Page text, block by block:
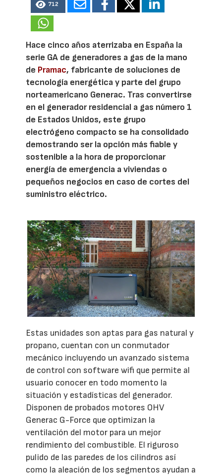
712
Hace cinco años aterrizaba en España la
serie GA de generadores a gas de la mano
de Pramac, fabricante de soluciones de
tecnología energética y parte del grupo
norteamericano Generac. Tras convertirse
en el generador residencial a gas número 1
de Estados Unidos, este grupo
electrógeno compacto se ha consolidado
demostrando ser la opción más fiable y
sostenible a la hora de proporcionar
energía de emergencia a viviendas o
pequeños negocios en caso de cortes del
suministro eléctrico.
Estas unidades son aptas para gas natural y
propano, cuentan con un conmutador
mecánico incluyendo un avanzado sistema
de control con software wifi que permite al
usuario conocer en todo momento la
situación y estadísticas del generador.
Disponen de probados motores OHV
Generac G-Force que optimizan la
ventilación del motor para un mejor
rendimiento del combustible. El riguroso
pulido de las paredes de los cilindros así
como la aleación de los segmentos ayudan a